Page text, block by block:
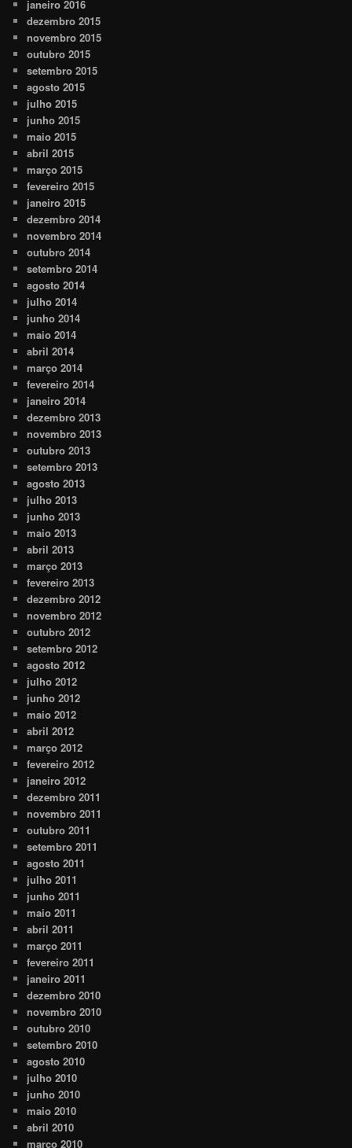
janeiro 2016
dezembro 2015
novembro 2015
outubro 2015
setembro 2015
agosto 2015
julho 2015
junho 2015
maio 2015
abril 2015
março 2015
fevereiro 2015
janeiro 2015
dezembro 2014
novembro 2014
outubro 2014
setembro 2014
agosto 2014
julho 2014
junho 2014
maio 2014
abril 2014
março 2014
fevereiro 2014
janeiro 2014
dezembro 2013
novembro 2013
outubro 2013
setembro 2013
agosto 2013
julho 2013
junho 2013
maio 2013
abril 2013
março 2013
fevereiro 2013
dezembro 2012
novembro 2012
outubro 2012
setembro 2012
agosto 2012
julho 2012
junho 2012
maio 2012
abril 2012
março 2012
fevereiro 2012
janeiro 2012
dezembro 2011
novembro 2011
outubro 2011
setembro 2011
agosto 2011
julho 2011
junho 2011
maio 2011
abril 2011
março 2011
fevereiro 2011
janeiro 2011
dezembro 2010
novembro 2010
outubro 2010
setembro 2010
agosto 2010
julho 2010
junho 2010
maio 2010
abril 2010
março 2010